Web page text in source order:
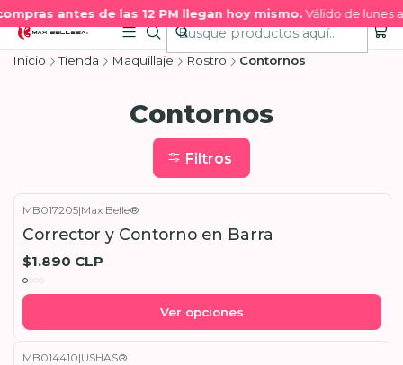
antes de las 12 PM llegan hoy mismo.Válido de lunes a
Inicio Tienda Maquillaje Rostro Contornos
Contornos
Filtros
MB017205|Max Belle®
Corrector y Contorno en Barra
$1.890 CLP
Ver opciones
MB014410|USHAS®